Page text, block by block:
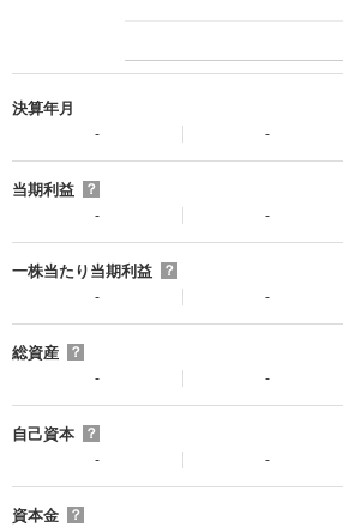
決算年月
- -
当期利益
？
-
-
一株当たり当期利益
？
-
-
総資産
？
-
-
自己資本
？
-
-
資本金
？